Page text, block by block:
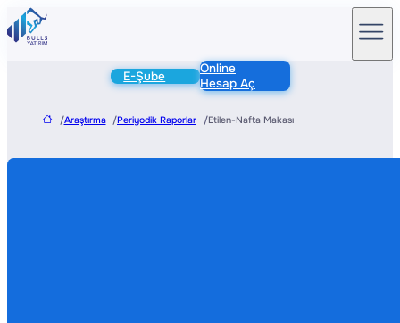
E-Şube
Online
Hesap Aç
/Araştırma /Periyodik Raporlar /Etilen-Nafta Makası